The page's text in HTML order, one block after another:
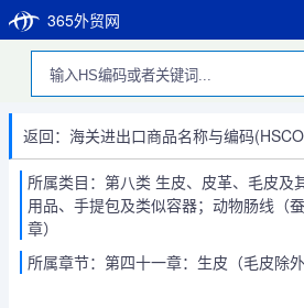
365外贸网
返回：海关进出口商品名称与编码
所属类目：第八类 生皮、皮革、毛皮及
用品、手提包及类似容器；动物肠线（
章）
所属章节：第四十一章：生皮（毛皮除